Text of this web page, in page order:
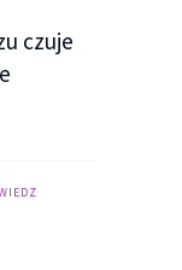
czuje